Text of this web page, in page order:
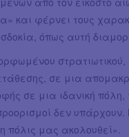
και φέρνει τους
όπως αυτή
σε μια
σε μια ιδανική πόλη,
δεν
μας ακολουθεί».